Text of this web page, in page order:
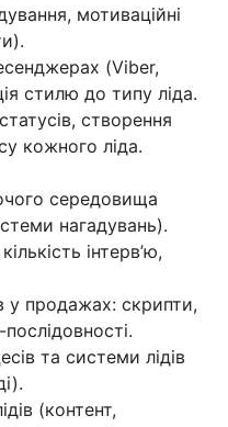
мотиваційні
(Viber,
стилю до типу ліда.
створення
кожного ліда.
середовища
нагадувань).
інтерв’ю,
у продажах: скрипти,
та системи лідів
(контент,